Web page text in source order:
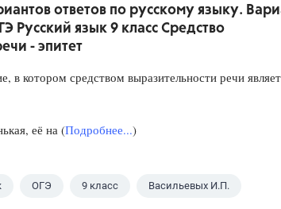
ответов по русскому языку.
Русский язык 9 класс Средство
- эпитет
котором средством выразительности речи
её на (Подробнее...)
ОГЭ 9 класс Васильевых И.П.